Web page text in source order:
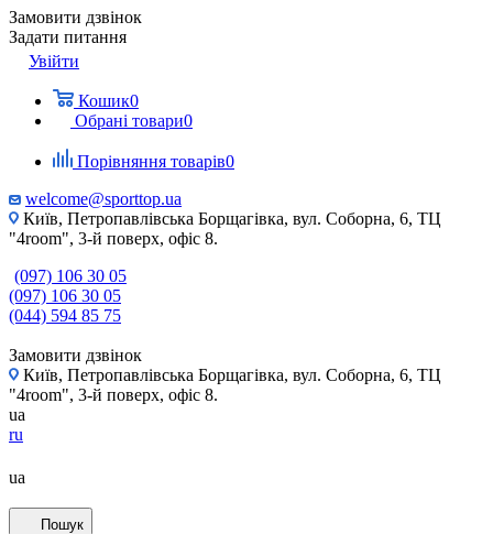
Замовити дзвінок
Задати питання
Увійти
Кошик0
Обрані товари0
Порівняння товарів0
welcome@sporttop.ua
Київ, Петропавлівська Борщагівка, вул. Соборна, 6, ТЦ
"4room", 3-й поверх, офіс 8.
(097) 106 30 05
(097) 106 30 05
(044) 594 85 75
Замовити дзвінок
Київ, Петропавлівська Борщагівка, вул. Соборна, 6, ТЦ
"4room", 3-й поверх, офіс 8.
ua
ru
ua
Пошук